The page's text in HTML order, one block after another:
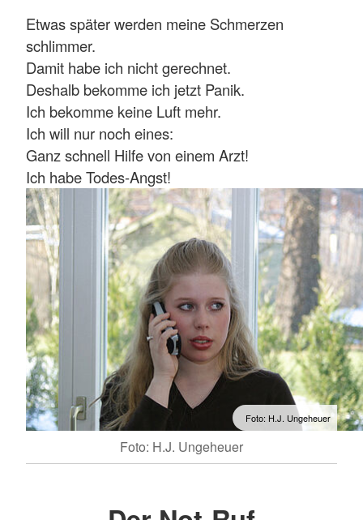
Etwas später werden meine Schmerzen
schlimmer.
Damit habe ich nicht gerechnet.
Deshalb bekomme ich jetzt Panik.
Ich bekomme keine Luft mehr.
Ich will nur noch eines:
Ganz schnell Hilfe von einem Arzt!
Ich habe Todes-Angst!
Foto: H.J. Ungeheuer
Foto: H.J. Ungeheuer